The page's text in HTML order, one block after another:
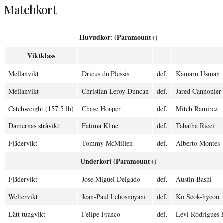
Matchkort
Huvudkort (Paramount+)
Viktklass
Mellanvikt Dricus du Plessis def.
Kamaru Usman
Mellanvikt
Christian Leroy Duncan def.
Jared Cannonier
Catchweight (157.5 lb)
Chase Hooper def.
Mitch Ramirez
Damernas stråvikt
Fatima Kline def.
Tabatha Ricci
Fjädervikt
Tommy McMillen def. Alberto Montes
Underkort (Paramount+)
Fjädervikt Jose Miguel Delgado def.
Austin Bashi
Weltervikt
Jean-Paul Lebosnoyani def.
Ko Seok-hyeon
Lätt tungvikt
Felipe Franco def. Levi Rodrigues